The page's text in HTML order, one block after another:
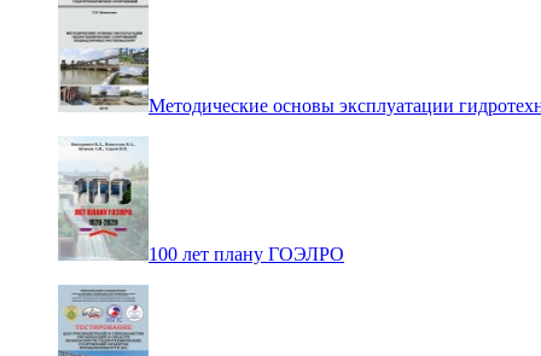
Методические основы эксплуатации
100 лет плану ГОЭЛРО